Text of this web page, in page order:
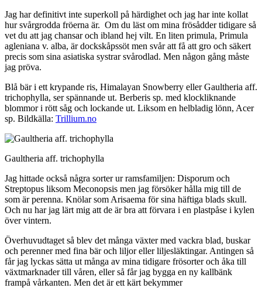
Jag har definitivt inte superkoll på härdighet och jag har inte kollat
hur svårgrodda fröerna är. Om du läst om mina frösådder tidigare så
vet du att jag chansar och ibland hej vilt. En liten primula, Primula
agleniana v. alba, är dockskåpssöt men svår att få att gro och säkert
precis som sina asiatiska systrar svårodlad. Men någon gång måste
jag pröva.
Blå bär i ett krypande ris, Himalayan Snowberry eller Gaultheria aff.
trichophylla, ser spännande ut. Berberis sp. med klockliknande
blommor i rött såg och lockande ut. Liksom en helbladig lönn, Acer
sp. Bildkälla: Trillium.no
Gaultheria aff. trichophylla
Jag hittade också några sorter ur ramsfamiljen: Disporum och
Streptopus liksom Meconopsis men jag försöker hålla mig till de
som är perenna. Knölar som Arisaema för sina häftiga blads skull.
Och nu har jag lärt mig att de är bra att förvara i en plastpåse i kylen
över vintern.
Överhuvudtaget så blev det många växter med vackra blad, buskar
och perenner med fina bär och liljor eller liljesläktingar. Antingen så
får jag lyckas sätta ut många av mina tidigare frösorter och åka till
växtmarknader till våren, eller så får jag bygga en ny kallbänk
frampå vårkanten. Men det är ett kärt bekymmer